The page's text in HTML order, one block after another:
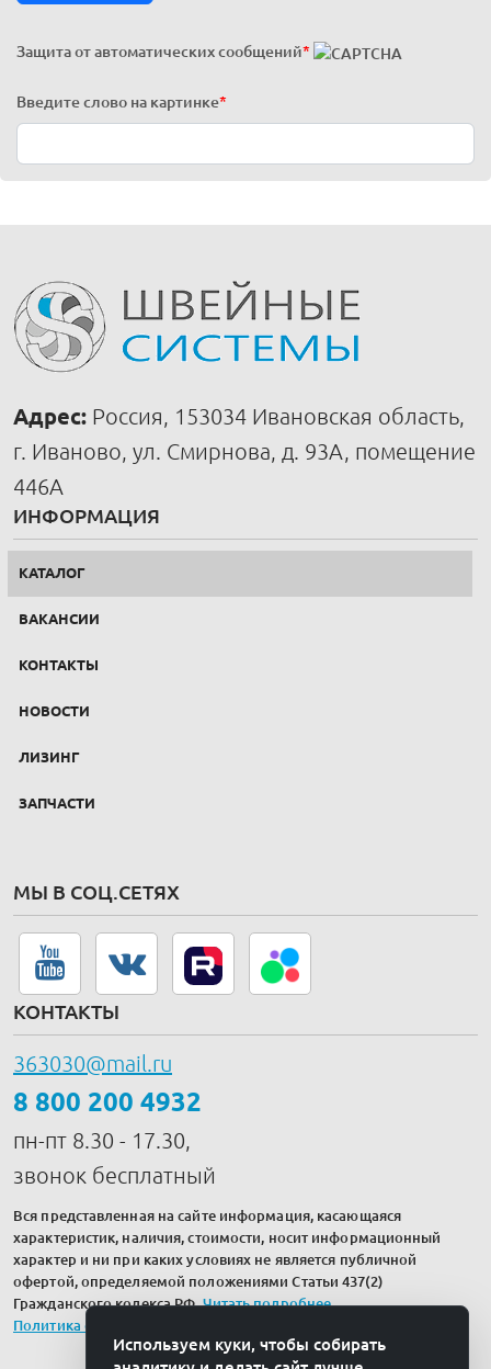
Защита от автоматических сообщений*
Введите слово на картинке*
Адрес: Россия, 153034 Ивановская область,
г. Иваново, ул. Смирнова, д. 93А, помещение
446А
ИНФОРМАЦИЯ
КАТАЛОГ
ВАКАНСИИ
КОНТАКТЫ
НОВОСТИ
ЛИЗИНГ
ЗАПЧАСТИ
МЫ В СОЦ.СЕТЯХ
КОНТАКТЫ
363030@mail.ru
8 800 200 4932
пн-пт 8.30 - 17.30,
звонок бесплатный
Вся представленная на сайте информация, касающаяся
характеристик, наличия, стоимости, носит информационный
характер и ни при каких условиях не является публичной
офертой, определяемой положениями Статьи 437(2)
Гражданского кодекса РФ.Читать подробнее.
Политика обработки персональных данных
Используем куки, чтобы собирать